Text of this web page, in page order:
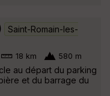
Saint-Romain-les-
18 km 580 m
au départ du parking
et du barrage du